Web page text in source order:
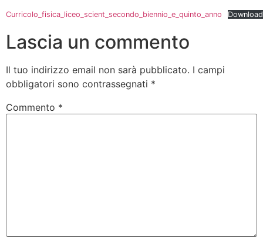
Curricolo_fisica_liceo_scient_secondo_biennio_e_quinto_anno Download
Lascia un commento
Il tuo indirizzo email non sarà pubblicato. I campi
obbligatori sono contrassegnati *
Commento *